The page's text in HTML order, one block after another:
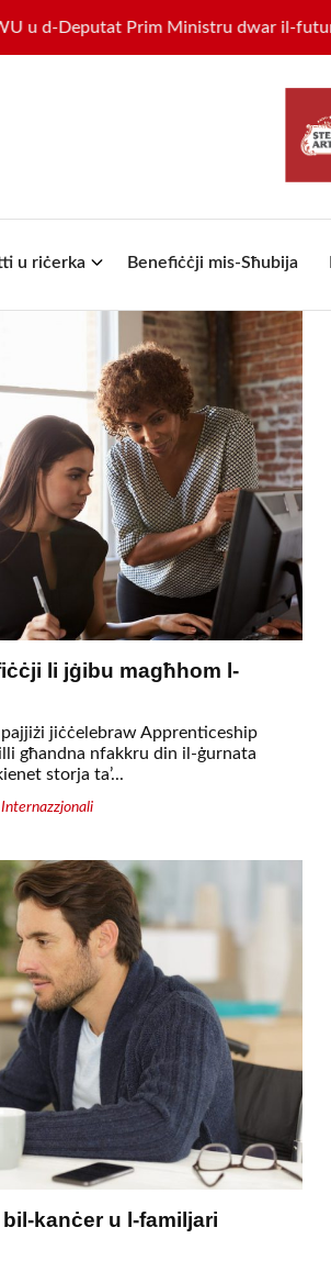
Prim Ministru dwar il-futur tas-settur
u riċerka Benefiċċji mis-Sħubija
li jġibu magħhom l-
pajjiżi jiċċelebraw Apprenticeship
għandna nfakkru din il-ġurnata
storja ta’...
kanċer u l-familjari